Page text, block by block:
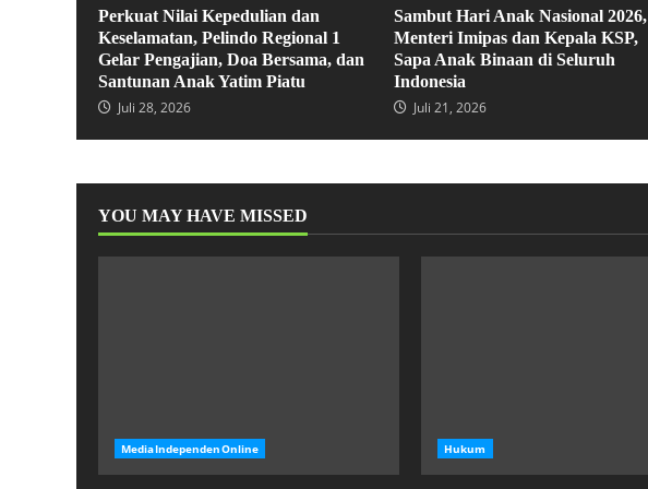
Perkuat Nilai Kepedulian dan
Keselamatan, Pelindo Regional 1
Gelar Pengajian, Doa Bersama, dan
Santunan Anak Yatim Piatu
Juli 28, 2026
Sambut Hari Anak Nasional 2026,
Menteri Imipas dan Kepala KSP,
Sapa Anak Binaan di Seluruh
Indonesia
Juli 21, 2026
YOU MAY HAVE MISSED
MediaIndependenOnline Hukum